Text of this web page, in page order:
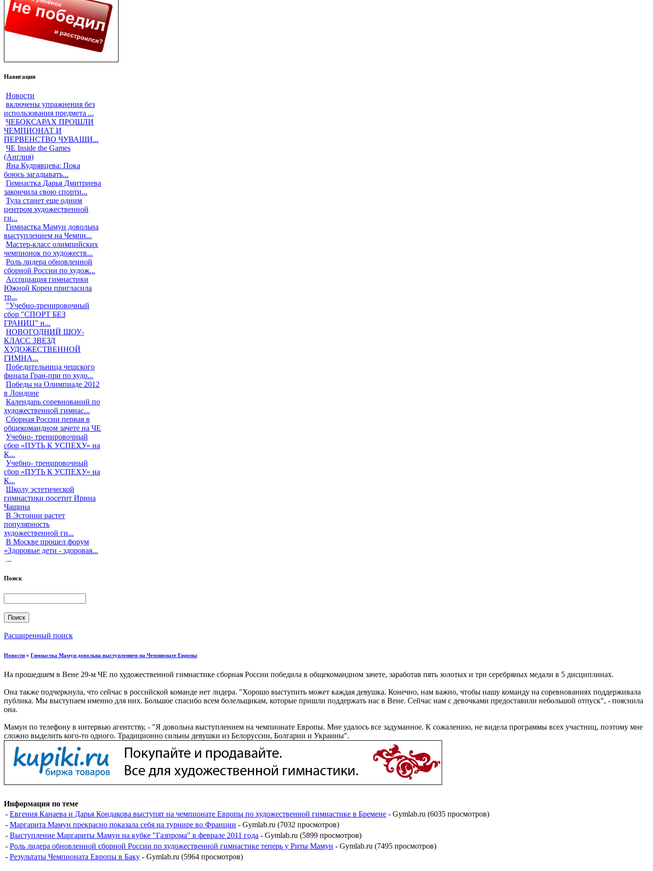
Навигация
Новости
включены упражнения без
использования предмета ...
ЧЕБОКСАРАХ ПРОШЛИ
ЧЕМПИОНАТ И
ПЕРВЕНСТВО ЧУВАШИ...
ЧЕ Inside the Games
(Англия)
Яна Кудрявцева: Пока
боюсь загадывать...
Гимнастка Дарья Дмитриева
закончила свою спорти...
Тула станет еще одним
центром художественной
ги...
Гимнастка Мамун довольна
выступлением на Чемпи...
Мастер-класс олимпийских
чемпионок по художеств...
Роль лидера обновленной
сборной России по худож...
Ассоциация гимнастики
Южной Кореи пригласила
тр...
"Учебно-тренировочный
сбор "СПОРТ БЕЗ
ГРАНИЦ" н...
НОВОГОДНИЙ ШОУ-
КЛАСС ЗВЕЗД
ХУДОЖЕСТВЕННОЙ
ГИМНА...
Победительница чешского
финала Гран-при по худо...
Победы на Олимпиаде 2012
в Лондоне
Календарь соревнований по
художественной гимнас...
Сборная России первая в
общекомандном зачете на ЧЕ
Учебно- тренировочный
сбор «ПУТЬ К УСПЕХУ» на
К...
Учебно- тренировочный
сбор «ПУТЬ К УСПЕХУ» на
К...
Школу эстетической
гимнастики посетит Ирина
Чащина
В Эстонии растет
популярность
художественной ги...
В Москве прошел форум
«Здоровые дети - здоровая...
...
Поиск
Расширенный поиск
Новости » Гимнастка Мамун довольна выступлением на Чемпионате Европы
На прошедшем в Вене 29-м ЧЕ по художественной гимнастике сборная России победила в общекомандном зачете, заработав пять золотых и три серебряных медали в 5 дисциплинах.
Она также подчеркнула, что сейчас в российской команде нет лидера. "Хорошо выступить может каждая девушка. Конечно, нам важно, чтобы нашу команду на соревнованиях поддерживала
публика. Мы выступаем именно для них. Большое спасибо всем болельщикам, которые пришли поддержать нас в Вене. Сейчас нам с девочками предоставили небольшой отпуск", - пояснила
она.
Мамун по телефону в интервью агентству, - "Я довольна выступлением на чемпионате Европы. Мне удалось все задуманное. К сожалению, не видела программы всех участниц, поэтому мне
сложно выделить кого-то одного. Традиционно сильны девушки из Белоруссии, Болгарии и Украины".
Информация по теме
- Евгения Канаева и Дарья Кондакова выступят на чемпионате Европы по художественной гимнастике в Бремене - Gymlab.ru (6035 просмотров)
- Маргарита Мамун прекрасно показала себя на турнире во Франции - Gymlab.ru (7032 просмотров)
- Выступление Маргариты Мамун на кубке "Газпрома" в феврале 2011 года - Gymlab.ru (5899 просмотров)
- Роль лидера обновленной сборной России по художественной гимнастике теперь у Риты Мамун - Gymlab.ru (7495 просмотров)
- Результаты Чемпионата Европы в Баку - Gymlab.ru (5964 просмотров)